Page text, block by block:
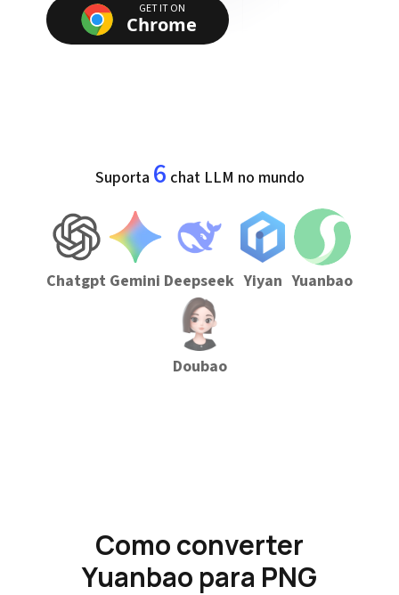
GET IT ON
Chrome
Suporta 6 chat LLM no mundo
Chatgpt Gemini Deepseek Yiyan Yuanbao
Doubao
Como converter
Yuanbao para PNG